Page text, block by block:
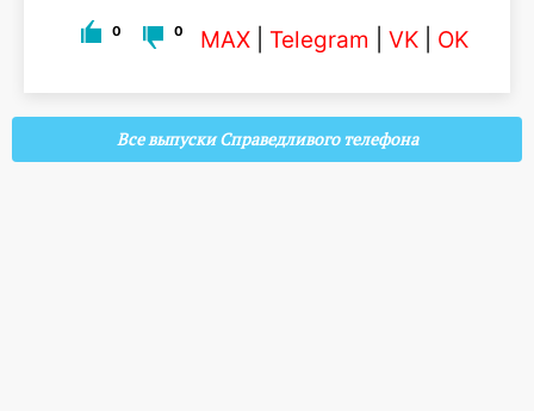
0 0 MAX Telegram VK OK
Все выпуски Справедливого телефона